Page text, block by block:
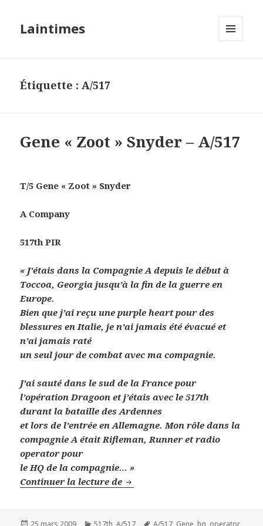
Laintimes
Étiquette :A/517
Gene « Zoot » Snyder – A/517
T/5 Gene « Zoot » Snyder
A Company
517th PIR
« J’étais dans la Compagnie A depuis le début à
Toccoa, Georgia jusqu’à la fin de la guerre en
Europe.
Bien que j’ai reçu une purple heart pour des
blessures en Italie, je n’ai jamais été évacué et
n’ai jamais raté
un seul jour de combat avec ma compagnie.
J’ai sauté dans le sud de la France pour
l’opération Dragoon et j’étais avec le 517th
durant la bataille des Ardennes
et lors de l’entrée en Allemagne. Mon rôle dans la
compagnie A était Rifleman, Runner et radio
operator pour
le HQ de la compagnie… »
Continuer la lecture de Gene « Zoot » Snyder – A/517
Publié
25 mars 2009 Catégories
517th ,A/517 Mots-
A/517 Gene hq operator,